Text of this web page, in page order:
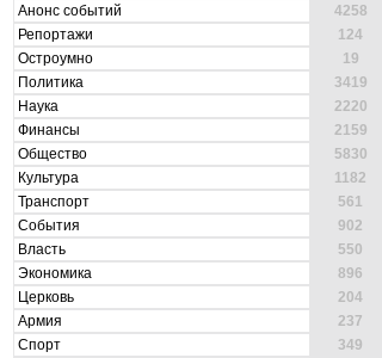
Анонс событий
4258
Репортажи
124
Остроумно
19
Политика
3419
Наука
2220
Финансы
2159
Общество
5830
Культура
1182
Транспорт
561
События
902
Власть
550
Экономика
896
Церковь
204
Армия
237
Спорт
349